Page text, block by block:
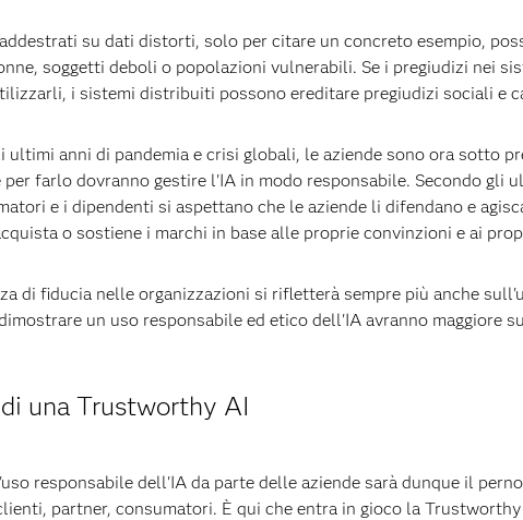
su dati distorti, solo per citare un concreto esempio,
soggetti deboli o popolazioni vulnerabili. Se i pregiudizi nei
i sistemi distribuiti possono ereditare pregiudizi sociali e
ultimi anni di pandemia e crisi globali, le aziende sono ora sotto
per farlo dovranno gestire l'IA in modo responsabile. Secondo gli
e i dipendenti si aspettano che le aziende li difendano e
o sostiene i marchi in base alle proprie convinzioni e ai
di fiducia nelle organizzazioni si rifletterà sempre più anche
un uso responsabile ed etico dell'IA avranno maggiore
di una Trustworthy AI
responsabile dell'IA da parte delle aziende sarà dunque il
partner, consumatori. È qui che entra in gioco la Trustworthy